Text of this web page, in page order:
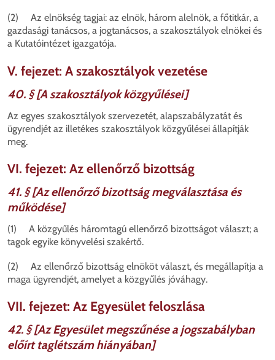
(2) Az elnökség tagjai: az elnök, három alelnök, a főtitkár, a
gazdasági tanácsos, a jogtanácsos, a szakosztályok elnökei és
a Kutatóintézet igazgatója.
V. fejezet: A szakosztályok vezetése
40. § [A szakosztályok közgyűlései]
Az egyes szakosztályok szervezetét, alapszabályzatát és
ügyrendjét az illetékes szakosztályok közgyűlései állapítják
meg.
VI. fejezet: Az ellenőrző bizottság
41. § [Az ellenőrző bizottság megválasztása és
működése]
(1) A közgyűlés háromtagú ellenőrző bizottságot választ; a
tagok egyike könyvelési szakértő.
(2) Az ellenőrző bizottság elnököt választ, és megállapítja a
maga ügyrendjét, amelyet a közgyűlés jóváhagy.
VII. fejezet: Az Egyesület feloszlása
42. § [Az Egyesület megszűnése a jogszabályban
előírt taglétszám hiányában]